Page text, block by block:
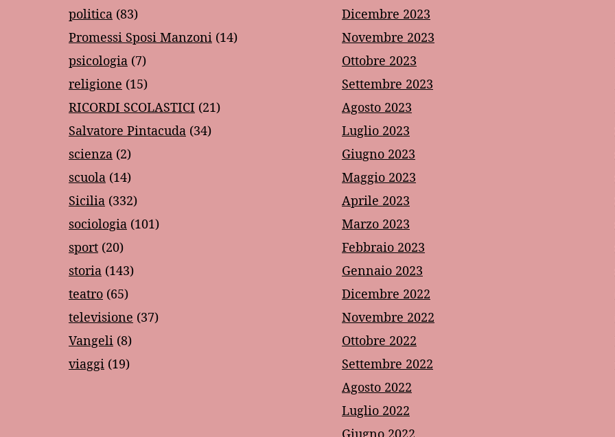
politica (83)
Promessi Sposi Manzoni (14)
psicologia (7)
religione (15)
RICORDI SCOLASTICI (21)
Salvatore Pintacuda (34)
scienza (2)
scuola (14)
Sicilia (332)
sociologia (101)
sport (20)
storia (143)
teatro (65)
televisione (37)
Vangeli (8)
viaggi (19)
Dicembre 2023
Novembre 2023
Ottobre 2023
Settembre 2023
Agosto 2023
Luglio 2023
Giugno 2023
Maggio 2023
Aprile 2023
Marzo 2023
Febbraio 2023
Gennaio 2023
Dicembre 2022
Novembre 2022
Ottobre 2022
Settembre 2022
Agosto 2022
Luglio 2022
Giugno 2022